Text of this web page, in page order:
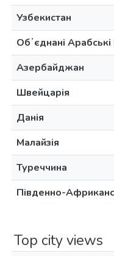
Узбекистан
Обʼєднані Арабські
Азербайджан
Швейцарія
Данія
Малайзія
Туреччина
Південно-
Top city views